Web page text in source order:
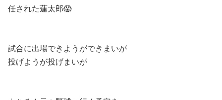
任された蓮太郎😱
試合に出場できようができまいが
投げようが投げまいが